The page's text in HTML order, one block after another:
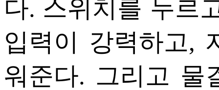
다. 스위치를 누르
입력이 강력하고,
워준다. 그리고 물